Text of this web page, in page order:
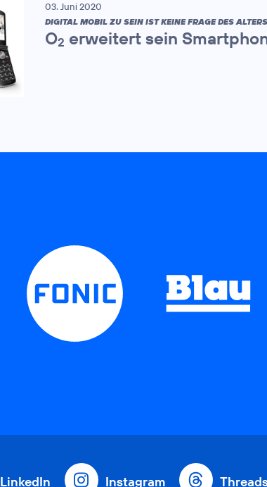
03. Juni 2020
DIGITAL MOBIL ZU SEIN IST KEINE FRAGE DES
O2 erweitert sein
LinkedIn Instagram